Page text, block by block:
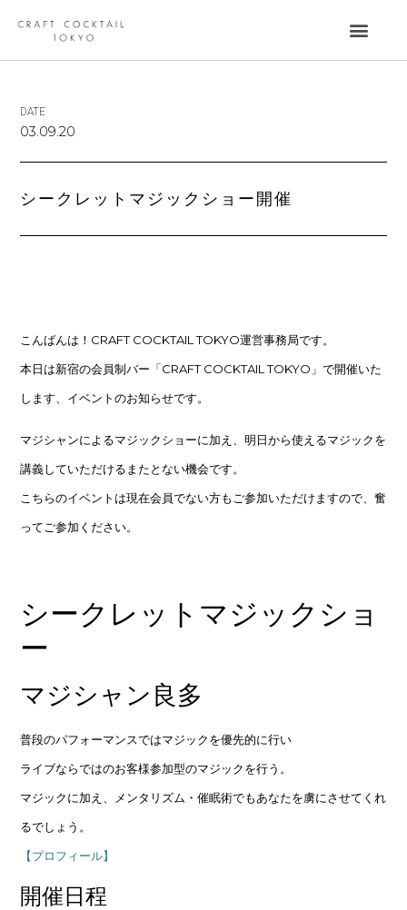
DATE
03.09.20
シークレットマジックショー開催
こんばんは！CRAFT COCKTAIL TOKYO運営事務局です。
本日は新宿の会員制バー「CRAFT COCKTAIL TOKYO」で開催いた
します、イベントのお知らせです。
マジシャンによるマジックショーに加え、明日から使えるマジックを
講義していただけるまたとない機会です。
こちらのイベントは現在会員でない方もご参加いただけますので、奮
ってご参加ください。
シークレットマジックショ
ー
マジシャン良多
普段のパフォーマンスではマジックを優先的に行い
ライブならではのお客様参加型のマジックを行う。
マジックに加え、メンタリズム・催眠術でもあなたを虜にさせてくれ
るでしょう。
【プロフィール】
開催日程